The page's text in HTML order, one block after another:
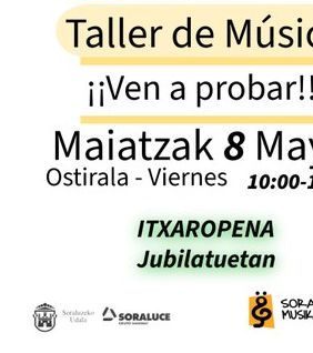
08T11:00:00+02:00